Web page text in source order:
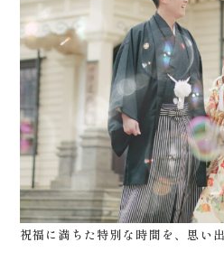
祝福に満ちた特別な時間を、思い